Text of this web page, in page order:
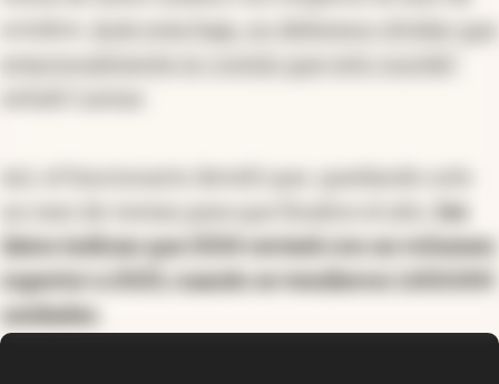
Ante esta baja, no debemos olvidar que
los
datos indican que 2024 cerrará con un volumen
superior a 2023, cuando se vendieron 1.650.000
unidades.